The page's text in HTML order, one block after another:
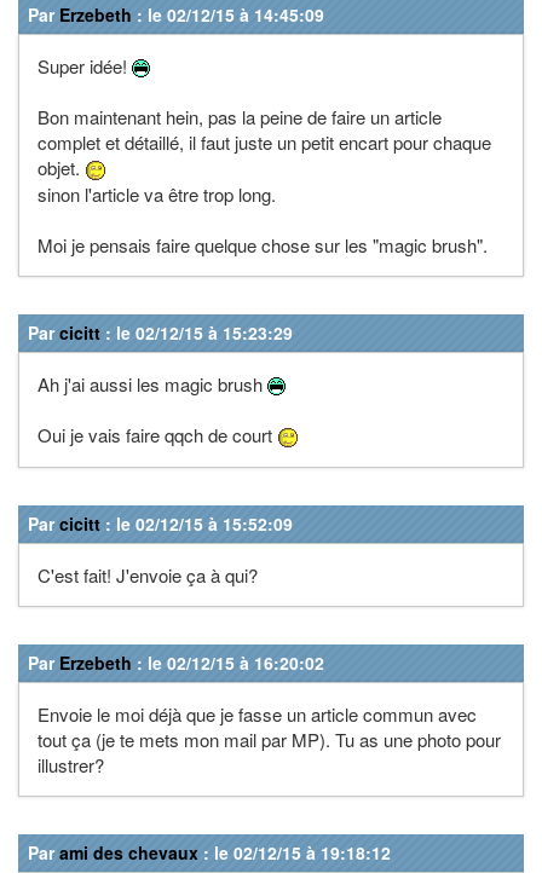
Par Erzebeth : le 02/12/15 à 14:45:09
Super idée!
Bon maintenant hein, pas la peine de faire un article
complet et détaillé, il faut juste un petit encart pour chaque
objet.
sinon l'article va être trop long.
Moi je pensais faire quelque chose sur les "magic brush".
Parcicitt : le 02/12/15 à 15:23:29
Ah j'ai aussi les magic brush
Oui je vais faire qqch de court
Parcicitt : le 02/12/15 à 15:52:09
C'est fait! J'envoie ça à qui?
Par Erzebeth : le 02/12/15 à 16:20:02
Envoie le moi déjà que je fasse un article commun avec
tout ça (je te mets mon mail par MP). Tu as une photo pour
illustrer?
Parami des chevaux : le 02/12/15 à 19:18:12